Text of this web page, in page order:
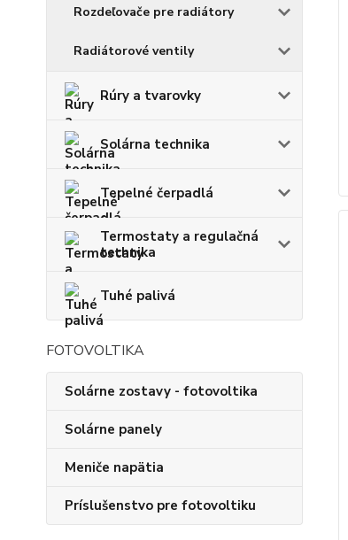
Rozdeľovače pre radiátory
Radiátorové ventily
Rúry a tvarovky
Solárna technika
Tepelné čerpadlá
Termostaty a regulačná
technika
Tuhé palivá
FOTOVOLTIKA
Solárne zostavy - fotovoltika
Solárne panely
Meniče napätia
Príslušenstvo pre fotovoltiku